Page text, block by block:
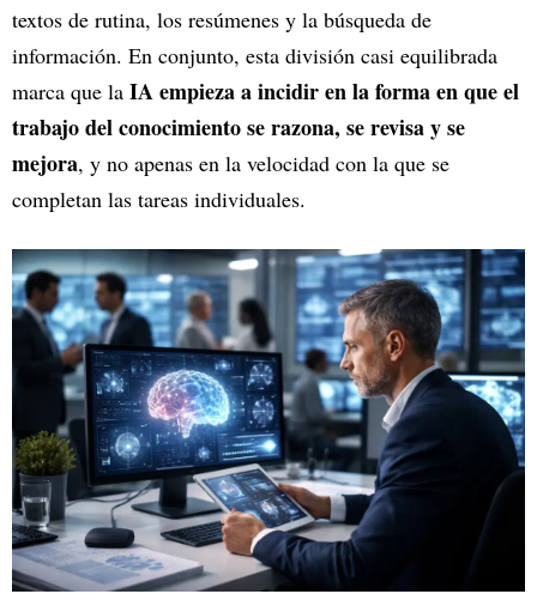
textos de rutina, los resúmenes y la búsqueda de
información. En conjunto, esta división casi equilibrada
marca que la IA empieza a incidir en la forma en que el
trabajo del conocimiento se razona, se revisa y se
mejora, y no apenas en la velocidad con la que se
completan las tareas individuales.